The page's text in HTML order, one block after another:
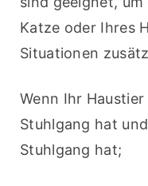
Katze oder Ihres
Situationen
Wenn Ihr
Stuhlgang hat
Stuhlgang hat;